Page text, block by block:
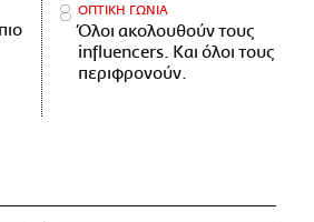
ΟΠΤΙΚΗ ΓΩΝΙΑ
Όλοι ακολουθούν τους
influencers. Και όλοι τους
περιφρονούν.